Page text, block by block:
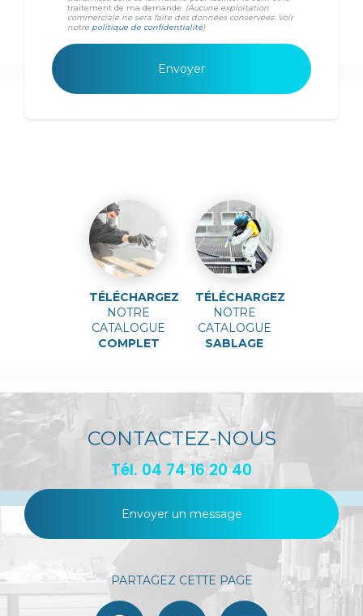
traitement de ma demande.
(Aucune exploitation
commerciale ne sera faite des données conservées. Voir
notre politique de confidentialité)
TÉLÉCHARGEZ
NOTRE
CATALOGUE
COMPLET
TÉLÉCHARGEZ
NOTRE
CATALOGUE
SABLAGE
CONTACTEZ-NOUS
Tél. 04 74 16 20 40
Envoyer un message
PARTAGEZ CETTE PAGE
Facebook